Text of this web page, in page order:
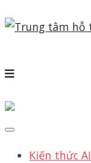
Kiến thức AI